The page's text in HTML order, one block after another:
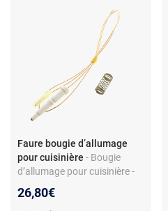
Faure bougie d’allumage
pour cuisinière - Bougie
d’allumage pour cuisinière -
Compatible modèles Faure -
26,80€